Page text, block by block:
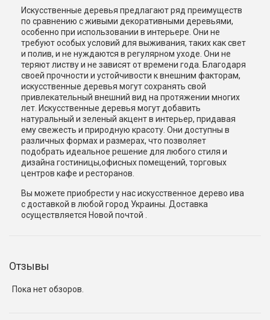
Искусственные деревья предлагают ряд преимуществ
по сравнению с живыми декоративными деревьями,
особенно при использовании в интерьере. Они не
требуют особых условий для выживания, таких как свет
и полив, и не нуждаются в регулярном уходе. Они не
теряют листву и не зависят от времени года. Благодаря
своей прочности и устойчивости к внешним факторам,
искусственные деревья могут сохранять свой
привлекательный внешний вид на протяжении многих
лет. Искусственные деревья могут добавить
натуральный и зеленый акцент в интерьер, придавая
ему свежесть и природную красоту. Они доступны в
различных формах и размерах, что позволяет
подобрать идеальное решение для любого стиля и
дизайна гостиницы,офисных помещений, торговых
центров кафе и ресторанов.
Вы можете приобрести у нас искусственное дерево ива
с доставкой в любой город Украины. Доставка
осуществляется Новой почтой .
Отзывы
Пока нет обзоров.